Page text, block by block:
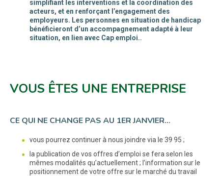
simplifiant les interventions et la coordination des
acteurs, et en renforçant l’engagement des
employeurs. Les personnes en situation de handicap
bénéficieront d’un accompagnement adapté à leur
situation, en lien avec Cap emploi..
VOUS ÊTES UNE ENTREPRISE
CE QUI NE CHANGE PAS AU 1ER JANVIER…
vous pourrez continuer à nous joindre via le 39 95 ;
la publication de vos offres d’emploi se fera selon les
mêmes modalités qu’actuellement ; l’information sur le
positionnement de votre offre sur le marché du travail